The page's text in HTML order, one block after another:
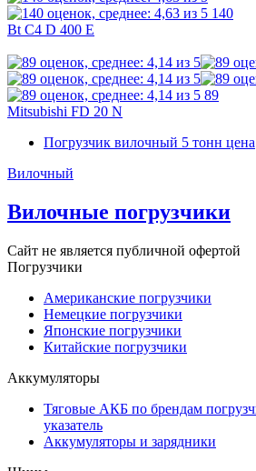
140
Bt C4 D 400 E
89
Mitsubishi FD 20 N
Погрузчик вилочный 5 тонн цена
Вилочный
Вилочные погрузчики
Сайт не является публичной офертой
Погрузчики
Американские погрузчики
Немецкие погрузчики
Японские погрузчики
Китайские погрузчики
Аккумуляторы
Тяговые АКБ по брендам
указатель
Аккумуляторы и зарядники